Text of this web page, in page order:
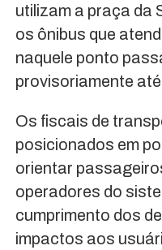
utilizam a praça da
os ônibus que
naquele ponto
provisoriamente
Os fiscais de
posicionados em
orientar
operadores do
cumprimento dos
impactos aos